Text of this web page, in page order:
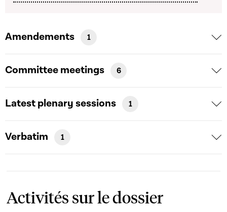
Amendements 1
Committee meetings 6
Latest plenary sessions 1
Verbatim 1
Activités sur le dossier